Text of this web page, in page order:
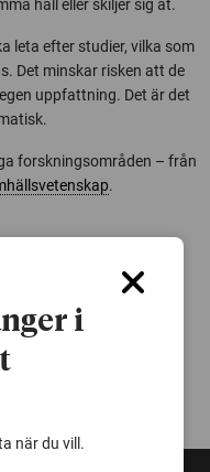
håll eller skiljer sig åt.
leta efter studier, vilka som
Det minskar risken att de
uppfattning. Det är det
forskningsområden – från
.
i
när du vill.